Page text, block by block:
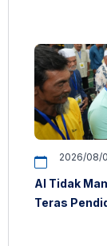
2026/08/
AI Tidak
Teras